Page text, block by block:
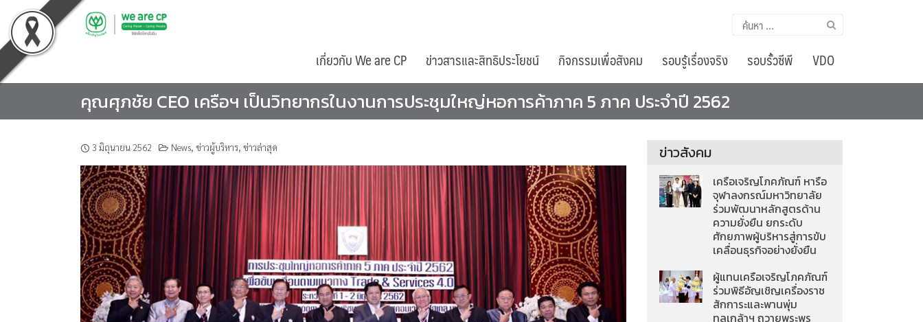
to
content
ค้นหา
เกี่ยวกับ We are CP ข่าวสารและสิทธิประโยชน์ กิจกรรมเพื่อสังคม รอบรู้เรื่องจริง รอบรั้วซีพี VDO
คุณศุภชัย CEO เครือฯ เป็นวิทยากรในงานการประชุมใหญ่หอการค้าภาค 5 ภาค ประจำปี 2562
3 มิถุนายน 2562 News, ข่าวผู้บริหาร, ข่าวล่าสุด ข่าวสังคม
เครือเจริญโภคภัณฑ์ หารือ
จุฬาลงกรณ์มหาวิทยาลัย
ร่วมพัฒนาหลักสูตรด้าน
ความยั่งยืน ยกระดับ
ศักยภาพผู้บริหารสู่การขับ
เคลื่อนธุรกิจอย่างยั่งยืน
ผู้แทนเครือเจริญโภคภัณฑ์
ร่วมพิธีอัญเชิญเครื่องราช
สักการะและพานพุ่ม
ทูลเกล้าฯ ถวายพระพร